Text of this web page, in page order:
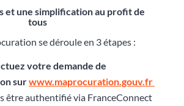
et une simplification au profit de
tous
se déroule en 3 étapes :
votre demande de
surwww.maprocuration.gouv.fr
être authentifié via FranceConnect